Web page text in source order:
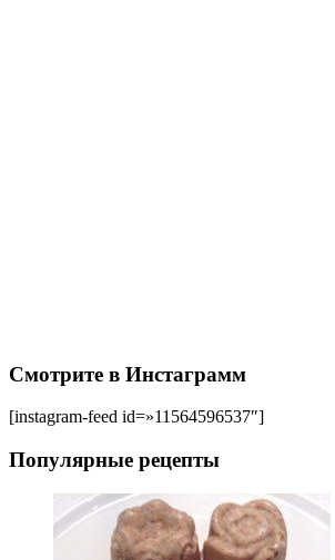
Смотрите в Инстаграмм
[instagram-feed id=»11564596537″]
Популярные рецепты